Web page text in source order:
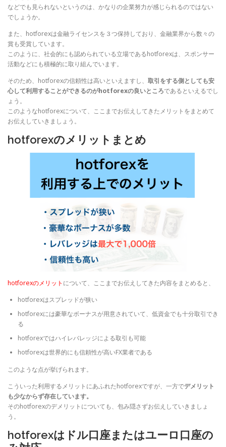
などでも見られないというのは、かなりの企業努力が感じられるのではない
でしょうか。
また、hotforexは金融ライセンスを３つ保持しており、金融業界から数々の
賞も受賞しています。
このように、社会的にも認められている立場であるhotforexは、スポンサー
活動などにも積極的に取り組んでいます。
そのため、hotforexの信頼性は高いといえますし、 取引をする側としても安
心して利用することができるのがhotforexの良いところであるといえるでし
ょう。
このようなhotforexについて、ここまでお伝えしてきたメリットをまとめて
お伝えしていきましょう。
hotforexのメリットまとめ
hotforexのメリット について、ここまでお伝えしてきた内容をまとめると、
hotforexはスプレッドが狭い
hotforexには豪華なボーナスが用意されていて、低資金でも十分取引でき
る
hotforexではハイレバレッジによる取引も可能
hotforexは世界的にも信頼性が高いFX業者である
このような点が挙げられます。
こういった利用するメリットにあふれたhotforexですが、一方でデメリット
も少なからず存在しています。
そのhotforexのデメリットについても、包み隠さずお伝えしていきましょ
う。
hotforexはドル口座またはユーロ口座の